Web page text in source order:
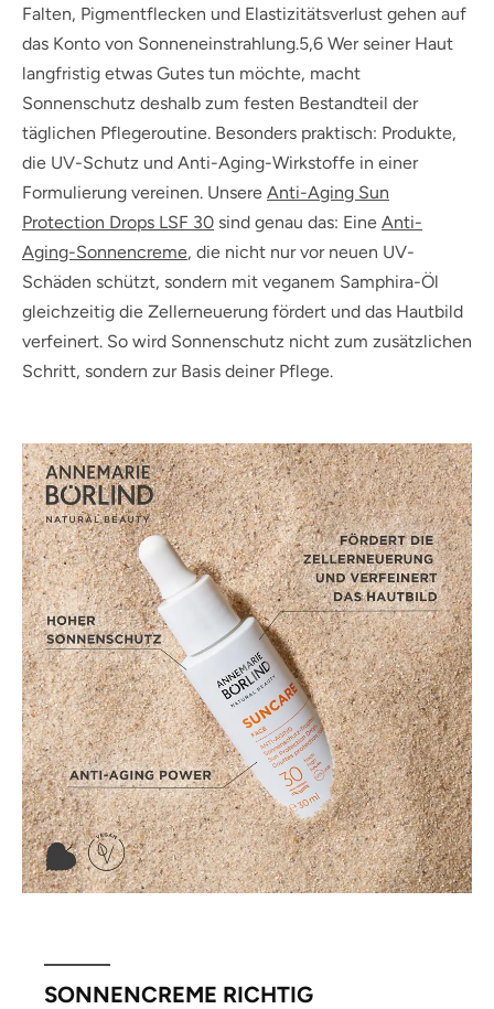
Falten, Pigmentflecken und Elastizitätsverlust gehen auf
das Konto von Sonneneinstrahlung.5,6 Wer seiner Haut
langfristig etwas Gutes tun möchte, macht
Sonnenschutz deshalb zum festen Bestandteil der
täglichen Pflegeroutine. Besonders praktisch: Produkte,
die UV-Schutz und Anti-Aging-Wirkstoffe in einer
Formulierung vereinen. Unsere Anti-Aging Sun
Protection Drops LSF 30 sind genau das: Eine Anti-
Aging-Sonnencreme, die nicht nur vor neuen UV-
Schäden schützt, sondern mit veganem Samphira-Öl
gleichzeitig die Zellerneuerung fördert und das Hautbild
verfeinert. So wird Sonnenschutz nicht zum zusätzlichen
Schritt, sondern zur Basis deiner Pflege.
SONNENCREME RICHTIG